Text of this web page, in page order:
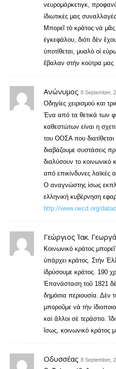
νευρομάρκετιγκ,
ἰδιωτικές μας
Μπορεῖ τὸ κράτος νὰ
ἐγκεφάλου, διότι δὲν
ὑποτίθεται, μυαλὸ οἱ
ἔβαλαν στήν κούτρα μας
Ανώνυμος 8 September,
Οδηγίες χειρισμού και
Ένα από τα θετικά των
καθεστώτων είναι η
του ΟΟΣΑ που διατίθεται
διαβάζουμε συστάσεις
διαλύσουν το κοινωνικό
από επικίνδυνες λαϊκές
Ο αναγνώστης ίσως
ελληνική κυβέρνηση
http://www.oecd.org/
Γεώργιος Ἰακ.
Κοινωνικὸ κράτος
ὑπάρχει κράτος. Στὴν
ἱδρύσουμε κράτος. 190
Ἐπανάσταση τοῦ 1821
δημόσια περιουσία. Δὲν
μποροῦμε νὰ τὴν
καὶ ἄλλοι σὲ τεράστιο.
ἴσως, κοινωνικὸ κράτος
Οδυσσέας 8 September,